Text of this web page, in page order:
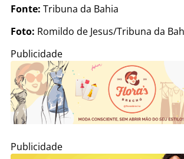
Fonte: Tribuna da Bahia
Foto: Romildo de Jesus/Tribuna da
Publicidade
Publicidade